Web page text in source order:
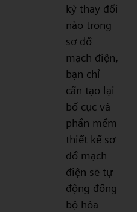
kỳ thay đổi
nào trong
sơ đồ
mạch điện,
bạn chỉ
cần tạo lại
bố cục và
phần mềm
thiết kế sơ
đồ mạch
điện sẽ tự
động đồng
bộ hóa